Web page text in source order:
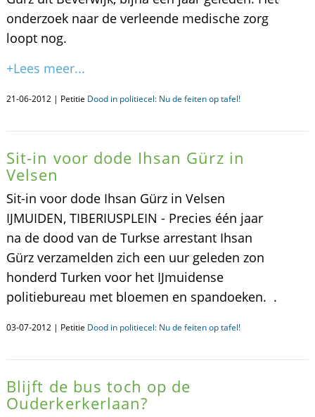
onderzoek naar de verleende medische zorg
loopt nog.
+Lees meer...
21-06-2012 | Petitie Dood in politiecel: Nu de feiten op tafel!
Sit-in voor dode Ihsan Gürz in
Velsen
Sit-in voor dode Ihsan Gürz in Velsen
IJMUIDEN, TIBERIUSPLEIN - Precies één jaar
na de dood van de Turkse arrestant Ihsan
Gürz verzamelden zich een uur geleden zon
honderd Turken voor het IJmuidense
politiebureau met bloemen en spandoeken. .
03-07-2012 | Petitie Dood in politiecel: Nu de feiten op tafel!
Blijft de bus toch op de
Ouderkerkerlaan?